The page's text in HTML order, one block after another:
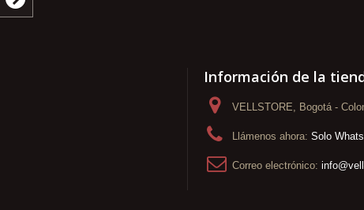
Información de la
VELLSTORE, Bogotá -
Llámenos ahora: Solo
Correo electrónico: